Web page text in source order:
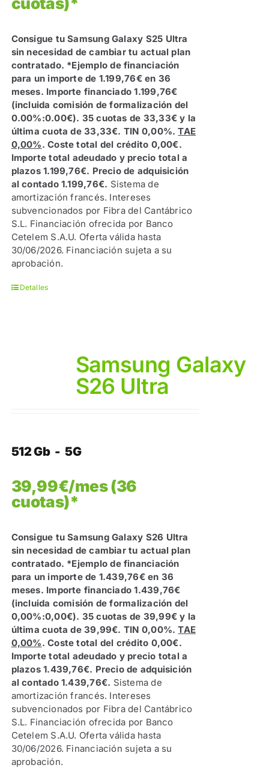
Consigue tu Samsung Galaxy S25 Ultra
sin necesidad de cambiar tu actual plan
contratado. *Ejemplo de financiación
para un importe de 1.199,76€ en 36
meses. Importe financiado 1.199,76€
(incluida comisión de formalización del
0.00%:0.00€). 35 cuotas de 33,33€ y la
última cuota de 33,33€. TIN 0,00%.TAE
0,00%. Coste total del crédito 0,00€.
Importe total adeudado y precio total a
plazos 1.199,76€. Precio de adquisición
al contado 1.199,76€. Sistema de
amortización francés. Intereses
subvencionados por Fibra del Cantábrico
S.L. Financiación ofrecida por Banco
Cetelem S.A.U. Oferta válida hasta
30/06/2026. Financiación sujeta a su
aprobación.
Detalles
Samsung Galaxy
S26 Ultra
512 Gb - 5G
39,99€/mes (36
cuotas)*
Consigue tu Samsung Galaxy S26 Ultra
sin necesidad de cambiar tu actual plan
contratado. *Ejemplo de financiación
para un importe de 1.439,76€ en 36
meses. Importe financiado 1.439,76€
(incluida comisión de formalización del
0,00%:0,00€). 35 cuotas de 39,99€ y la
última cuota de 39,99€. TIN 0,00%.TAE
0,00%. Coste total del crédito 0,00€.
Importe total adeudado y precio total a
plazos 1.439,76€. Precio de adquisición
al contado 1.439,76€. Sistema de
amortización francés. Intereses
subvencionados por Fibra del Cantábrico
S.L. Financiación ofrecida por Banco
Cetelem S.A.U. Oferta válida hasta
30/06/2026. Financiación sujeta a su
aprobación.